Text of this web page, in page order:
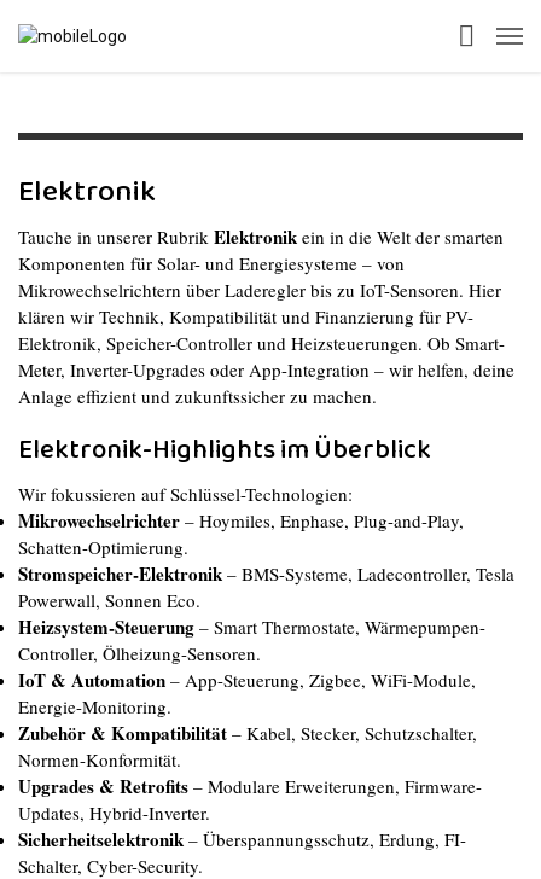
Elektronik
Tauche in unserer Rubrik Elektronik ein in die Welt der smarten
Komponenten für Solar- und Energiesysteme – von
Mikrowechselrichtern über Laderegler bis zu IoT-Sensoren. Hier
klären wir Technik, Kompatibilität und Finanzierung für PV-
Elektronik, Speicher-Controller und Heizsteuerungen. Ob Smart-
Meter, Inverter-Upgrades oder App-Integration – wir helfen, deine
Anlage effizient und zukunftssicher zu machen.
Elektronik-Highlights im Überblick
Wir fokussieren auf Schlüssel-Technologien:
Mikrowechselrichter – Hoymiles, Enphase, Plug-and-Play,
Schatten-Optimierung.
Stromspeicher-Elektronik – BMS-Systeme, Ladecontroller, Tesla
Powerwall, Sonnen Eco.
Heizsystem-Steuerung – Smart Thermostate, Wärmepumpen-
Controller, Ölheizung-Sensoren.
IoT & Automation – App-Steuerung, Zigbee, WiFi-Module,
Energie-Monitoring.
Zubehör & Kompatibilität – Kabel, Stecker, Schutzschalter,
Normen-Konformität.
Upgrades & Retrofits – Modulare Erweiterungen, Firmware-
Updates, Hybrid-Inverter.
Sicherheitselektronik – Überspannungsschutz, Erdung, FI-
Schalter, Cyber-Security.